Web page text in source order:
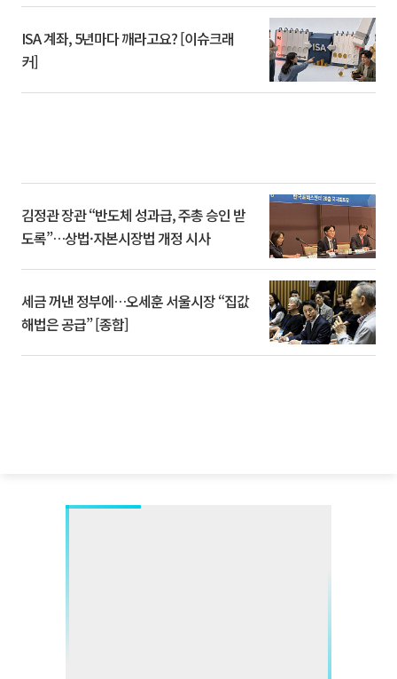
ISA 계좌, 5년마다 깨라고요? [이슈크래
커]
김정관 장관 “반도체 성과급, 주총 승인 받
도록”…상법·자본시장법 개정 시사
세금 꺼낸 정부에…오세훈 서울시장 “집값
해법은 공급” [종합]